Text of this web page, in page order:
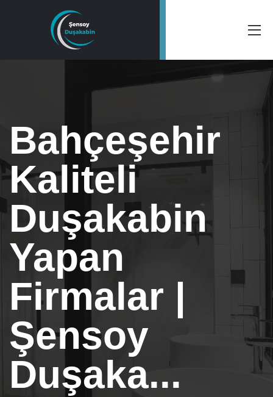
Bahçeşehir
Kaliteli
Duşakabin
Yapan
Firmalar |
Şensoy
Duşaka...